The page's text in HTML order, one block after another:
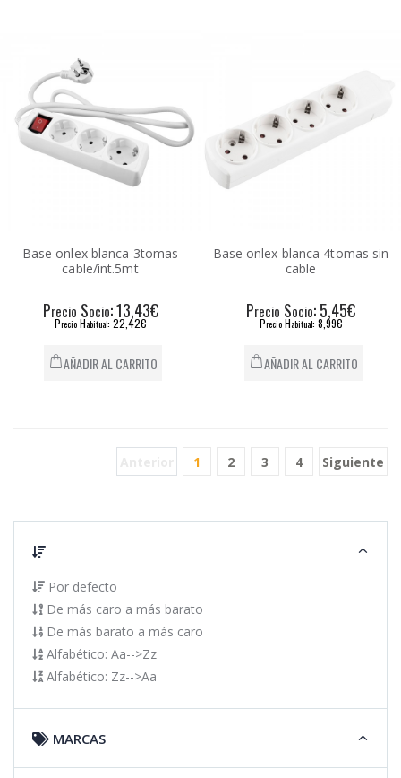
Base onlex blanca 3tomas
cable/int.5mt
Precio Socio: 13,43€
PrecioHabitual: 22,42€
AÑADIR AL CARRITO
Base onlex blanca 4tomas sin
cable
Precio Socio: 5,45€
PrecioHabitual: 8,99€
AÑADIR AL CARRITO
1 2 3 4 Siguiente
Por defecto
De más caro a más barato
De más barato a más caro
Alfabético: Aa-->Zz
Alfabético: Zz-->Aa
MARCAS